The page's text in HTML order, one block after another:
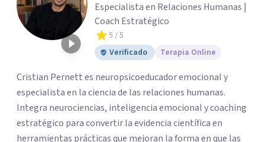
Especialista en Relaciones Humanas |
Coach Estratégico
5 / 5
Verificado
Terapia Online
Cristian Pernett es neuropsicoeducador emocional y
especialista en la ciencia de las relaciones humanas.
Integra neurociencias, inteligencia emocional y coaching
estratégico para convertir la evidencia científica en
herramientas prácticas que mejoran la forma en que las